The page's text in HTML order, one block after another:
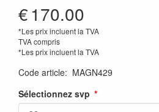
€170.00
*Les prix incluent la TVA
TVA compris
*Les prix incluent la TVA
Code article: MAGN429
Sélectionnez svp